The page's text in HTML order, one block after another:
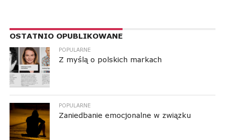
OSTATNIO OPUBLIKOWANE
POPULARNE
Z myślą o polskich markach
POPULARNE
Zaniedbanie emocjonalne w związku